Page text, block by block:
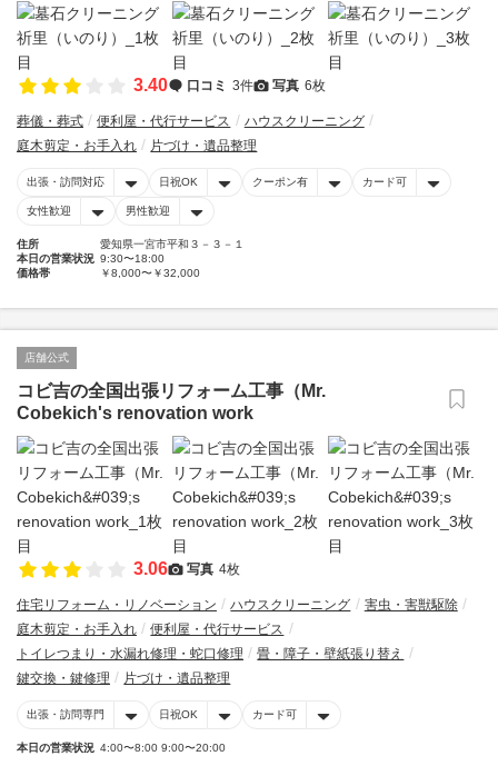
3.40 口コミ 3件 写真 6枚
葬儀・葬式 便利屋・代行サービス
ハウスクリーニング
庭木剪定・お手入れ
片づけ・遺品整理
出張・訪問対応 日祝OK クーポン有 カード可
女性歓迎 男性歓迎
住所
愛知県一宮市平和３－３－１
本日の営業状況 9:30〜18:00
価格帯
￥8,000〜￥32,000
店舗公式
コビ吉の全国出張リフォーム工事（Mr.
Cobekich's renovation work
3.06 写真 4枚
住宅リフォーム・リノベーション ハウスクリーニング
害虫・害獣駆除
庭木剪定・お手入れ
便利屋・代行サービス
トイレつまり・水漏れ修理・蛇口修理
畳・障子・壁紙張り替え
鍵交換・鍵修理
片づけ・遺品整理
出張・訪問専門 日祝OK カード可
本日の営業状況 4:00〜8:00 9:00〜20:00